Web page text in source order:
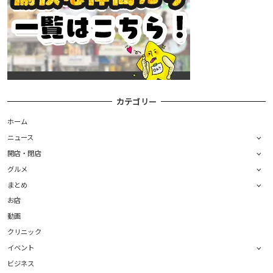
カテゴリー
ホーム
ニュース
開店・閉店
グルメ
まとめ
お店
動画
クリニック
イベント
ビジネス